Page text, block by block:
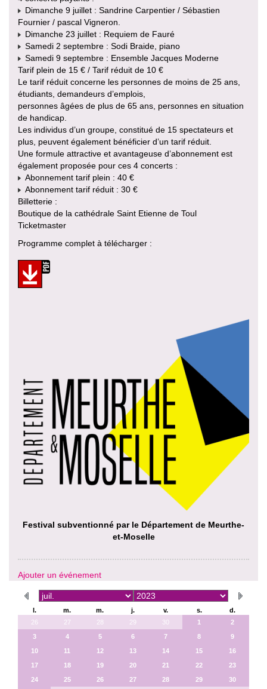
Dimanche 9 juillet : Sandrine Carpentier / Sébastien
Fournier / pascal Vigneron.
Dimanche 23 juillet : Requiem de Fauré
Samedi 2 septembre : Sodi Braide, piano
Samedi 9 septembre : Ensemble Jacques Moderne
Tarif plein de 15 € / Tarif réduit de 10 €
Le tarif réduit concerne les personnes de moins de 25 ans,
étudiants, demandeurs d’emplois,
personnes âgées de plus de 65 ans, personnes en situation
de handicap.
Les individus d’un groupe, constitué de 15 spectateurs et
plus, peuvent également bénéficier d’un tarif réduit.
Une formule attractive et avantageuse d’abonnement est
également proposée pour ces 4 concerts :
Abonnement tarif plein : 40 €
Abonnement tarif réduit : 30 €
Billetterie :
Boutique de la cathédrale Saint Etienne de Toul
Ticketmaster
Programme complet à télécharger :
Festival subventionné par le Département de Meurthe-
et-Moselle
Ajouter un événement
l. m. m. j. v. s.
d.
26
27 28 29 30 1
2
3
4 5 6 7 8
9
10
11 12 13 14 15
16
17
18 19 20 21 22
23
24
25 26 27 28 29
30